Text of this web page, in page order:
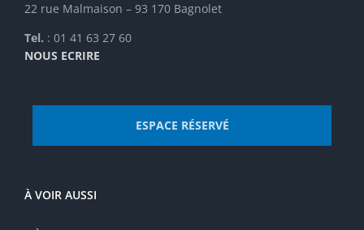
22 rue Malmaison – 93 170 Bagnolet
Tel. : 01 41 63 27 60
NOUS ECRIRE
ESPACE RÉSERVÉ
À VOIR AUSSI